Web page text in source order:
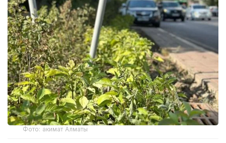
Фото: акимат Алматы